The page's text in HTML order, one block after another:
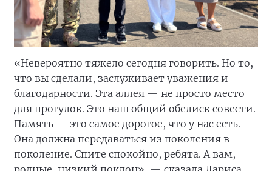
«Невероятно тяжело сегодня говорить. Но то,
что вы сделали, заслуживает уважения и
благодарности. Эта аллея — не просто место
для прогулок. Это наш общий обелиск совести.
Память — это самое дорогое, что у нас есть.
Она должна передаваться из поколения в
поколение. Спите спокойно, ребята. А вам,